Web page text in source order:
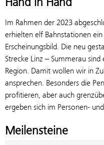
Im Rahmen der 2023
erhielten elf Bahnstationen
Erscheinungsbild. Die neu
Strecke Linz – Summerau
Region. Damit wollen wir in
ansprechen. Besonders die
profitieren, aber auch
ergeben sich im Personen-
Meilensteine